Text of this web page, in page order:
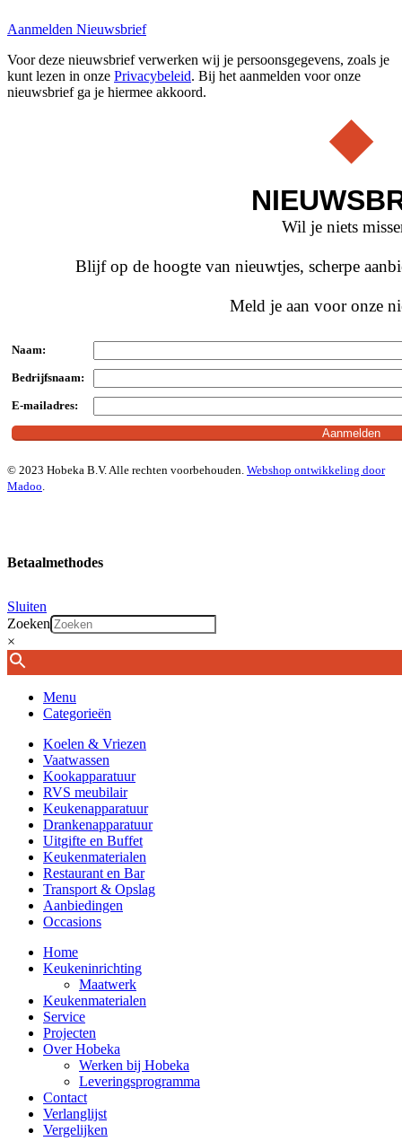
Aanmelden Nieuwsbrief
Voor deze nieuwsbrief verwerken wij je persoonsgegevens, zoals je
kunt lezen in onze Privacybeleid. Bij het aanmelden voor onze
nieuwsbrief ga je hiermee akkoord.
Wil je niets
Blijf op de hoogte van nieuwtjes, scherpe
Meld je aan voor onze
Naam:
Bedrijfsnaam:
E-mailadres:
© 2023 Hobeka B.V. Alle rechten voorbehouden. Webshop ontwikkeling door
Madoo.
Betaalmethodes
Sluiten
Zoeken
×
Menu
Categorieën
Koelen & Vriezen
Vaatwassen
Kookapparatuur
RVS meubilair
Keukenapparatuur
Drankenapparatuur
Uitgifte en Buffet
Keukenmaterialen
Restaurant en Bar
Transport & Opslag
Aanbiedingen
Occasions
Home
Keukeninrichting
Maatwerk
Keukenmaterialen
Service
Projecten
Over Hobeka
Werken bij Hobeka
Leveringsprogramma
Contact
Verlanglijst
Vergelijken